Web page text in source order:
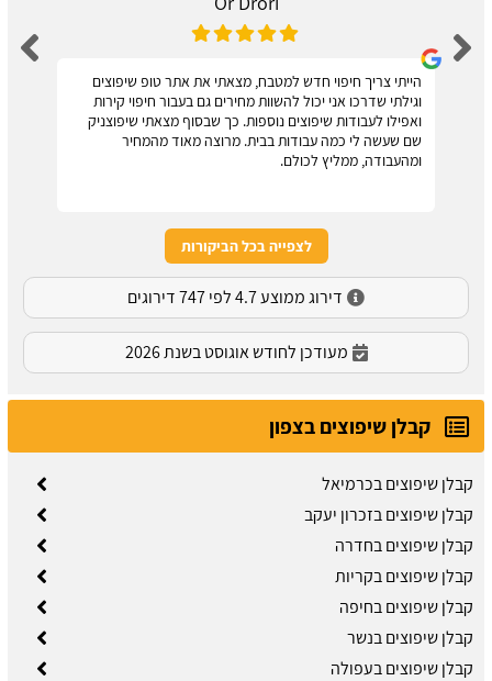
הייתי צריך חיפוי חדש למטבח, מצאתי את אתר טופ שיפוצים
וגילתי שדרכו אני יכול להשוות מחירים גם בעבור חיפוי קירות
ואפילו לעבודות שיפוצים נוספות. כך שבסוף מצאתי שיפוצניק
שם שעשה לי כמה עבודות בבית. מרוצה מאוד מהמחיר
ומהעבודה, ממליץ לכולם.
לצפייה בכל הביקורות
דירוג ממוצע 4.7 לפי 747 דירוגים
מעודכן לחודש אוגוסט בשנת 2026
קבלן שיפוצים בצפון
קבלן שיפוצים בכרמיאל
קבלן שיפוצים בזכרון יעקב
קבלן שיפוצים בחדרה
קבלן שיפוצים בקריות
קבלן שיפוצים בחיפה
קבלן שיפוצים בנשר
קבלן שיפוצים בעפולה